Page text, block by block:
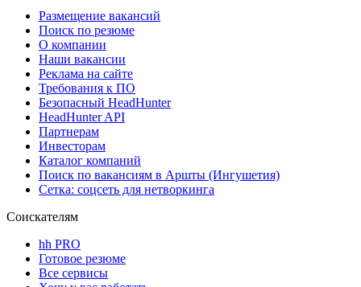
Размещение вакансий
Поиск по резюме
О компании
Наши вакансии
Реклама на сайте
Требования к ПО
Безопасный HeadHunter
HeadHunter API
Партнерам
Инвесторам
Каталог компаний
Поиск по вакансиям в Аршты (Ингушетия)
Сетка: соцсеть для нетворкинга
Соискателям
hh PRO
Готовое резюме
Все сервисы